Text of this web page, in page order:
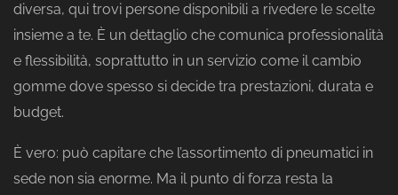
diversa, qui trovi persone disponibili a rivedere le scelte
insieme a te. È un dettaglio che comunica professionalità
e flessibilità, soprattutto in un servizio come il cambio
gomme dove spesso si decide tra prestazioni, durata e
budget.
È vero: può capitare che l’assortimento di pneumatici in
sede non sia enorme. Ma il punto di forza resta la